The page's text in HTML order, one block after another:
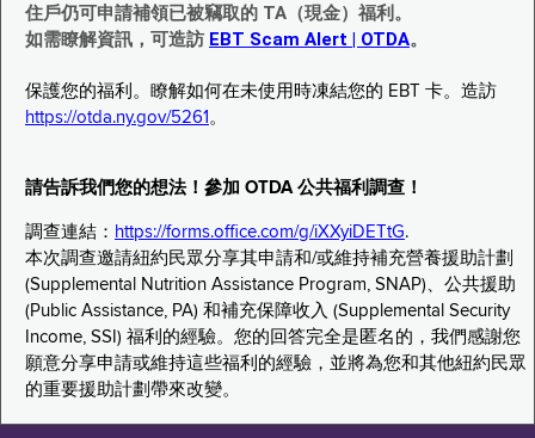
住戶仍可申請補領已被竊取的 TA（現金）福利。
如需瞭解資訊，可造訪 EBT Scam Alert | OTDA。
保護您的福利。瞭解如何在未使用時凍結您的 EBT 卡。造訪
https://otda.ny.gov/5261 。
請告訴我們您的想法！參加 OTDA 公共福利調查！
調查連結： https://forms.office.com/g/iXXyiDETtG.
本次調查邀請紐約民眾分享其申請和/或維持補充營養援助計劃
(Supplemental Nutrition Assistance Program, SNAP)、公共援助
(Public Assistance, PA) 和補充保障收入 (Supplemental Security
Income, SSI) 福利的經驗。您的回答完全是匿名的，我們感謝您
願意分享申請或維持這些福利的經驗，並將為您和其他紐約民眾
的重要援助計劃帶來改變。